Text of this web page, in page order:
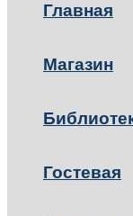
Главная
Магазин
Гостевая